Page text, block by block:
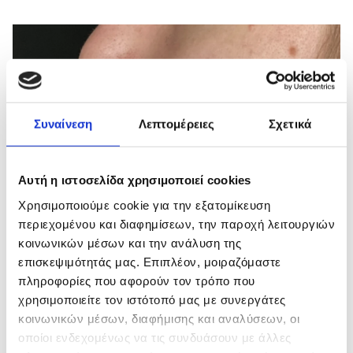
Συναίνεση Λεπτομέρειες Σχετικά
Αυτή η ιστοσελίδα χρησιμοποιεί cookies
Χρησιμοποιούμε cookie για την εξατομίκευση
περιεχομένου και διαφημίσεων, την παροχή λειτουργιών
κοινωνικών μέσων και την ανάλυση της
επισκεψιμότητάς μας. Επιπλέον, μοιραζόμαστε
πληροφορίες που αφορούν τον τρόπο που
χρησιμοποιείτε τον ιστότοπό μας με συνεργάτες
κοινωνικών μέσων, διαφήμισης και αναλύσεων, οι
οποίοι ενδεχομένως να τις συνδυάσουν με άλλες